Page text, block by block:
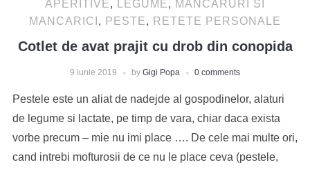
APERITIVE, LEGUME, MANCARURI SI
MANCARICI , PESTE, RETETE PERSONALE
Cotlet de avat prajit cu drob din conopida
9 iunie 2019 by Gigi Popa 0 comments
Pestele este un aliat de nadejde al gospodinelor, alaturi
de legume si lactate, pe timp de vara, chiar daca exista
vorbe precum – mie nu imi place …. De cele mai multe ori,
cand intrebi mofturosii de ce nu le place ceva (pestele,